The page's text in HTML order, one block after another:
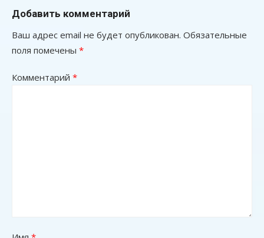
Добавить комментарий
Ваш адрес email не будет опубликован. Обязательные
поля помечены *
Комментарий *